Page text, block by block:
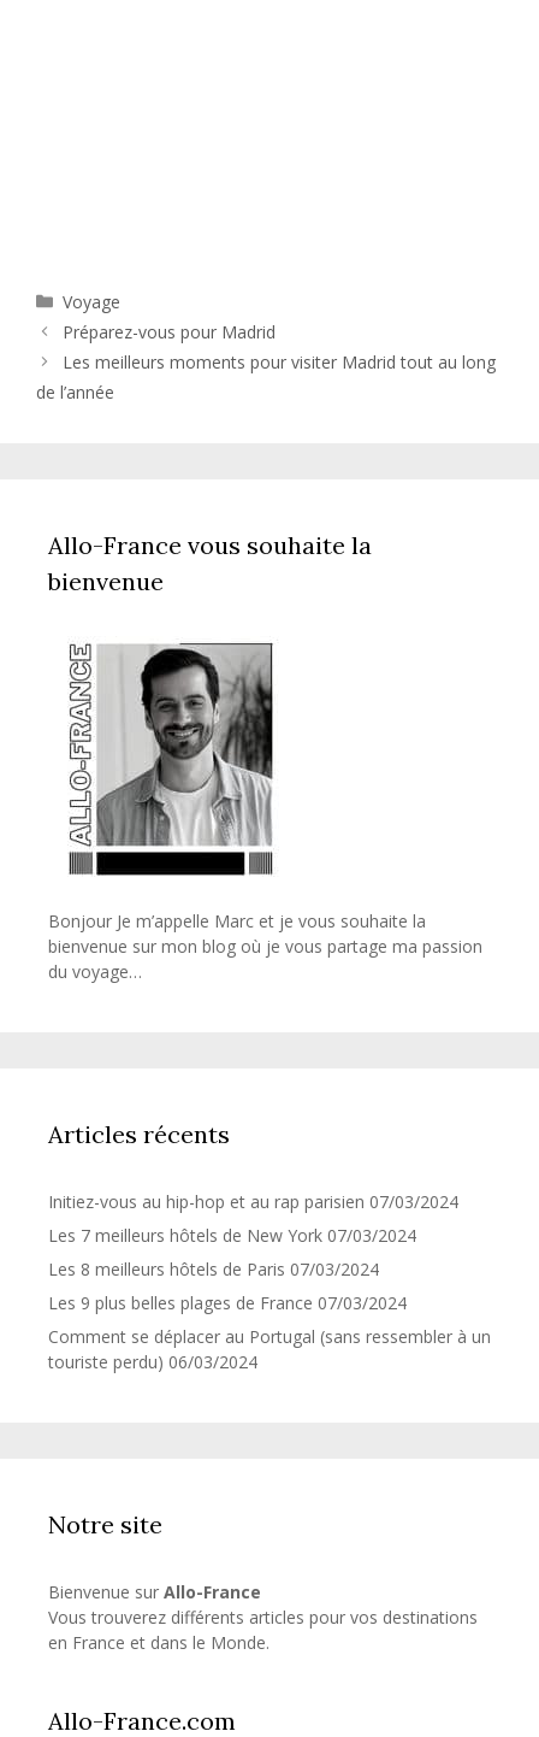
Catégories
Voyage
Préparez-vous pour Madrid
Les meilleurs moments pour visiter Madrid tout au long
de l’année
Allo-France vous souhaite la
bienvenue
Bonjour Je m’appelle Marc et je vous souhaite la
bienvenue sur mon blog où je vous partage ma passion
du voyage…
Articles récents
Initiez-vous au hip-hop et au rap parisien 07/03/2024
Les 7 meilleurs hôtels de New York 07/03/2024
Les 8 meilleurs hôtels de Paris 07/03/2024
Les 9 plus belles plages de France 07/03/2024
Comment se déplacer au Portugal (sans ressembler à un
touriste perdu) 06/03/2024
Notre site
Bienvenue sur Allo-France
Vous trouverez différents articles pour vos destinations
en France et dans le Monde.
Allo-France.com